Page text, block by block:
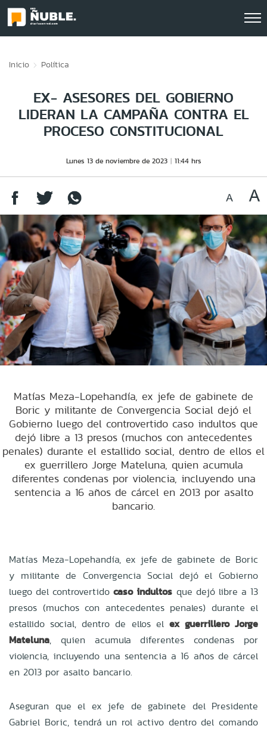
Inicio Política
EX- ASESORES DEL GOBIERNO
LIDERAN LA CAMPAÑA CONTRA EL
PROCESO CONSTITUCIONAL
Lunes 13 de noviembre de 2023 11:44 hrs
Matías Meza-Lopehandía, ex jefe de gabinete de
Boric y militante de Convergencia Social dejó el
Gobierno luego del controvertido caso indultos que
dejó libre a 13 presos (muchos con antecedentes
penales) durante el estallido social, dentro de ellos el
ex guerrillero Jorge Mateluna, quien acumula
diferentes condenas por violencia, incluyendo una
sentencia a 16 años de cárcel en 2013 por asalto
bancario.
Matías Meza-Lopehandía, ex jefe de gabinete de Boric
y militante de Convergencia Social dejó el Gobierno
luego del controvertidocaso indultos que dejó libre a 13
presos (muchos con antecedentes penales) durante el
estallido social, dentro de ellos el ex guerrillero Jorge
Mateluna, quien acumula diferentes condenas por
violencia, incluyendo una sentencia a 16 años de cárcel
en 2013 por asalto bancario.
Aseguran que el ex jefe de gabinete del Presidente
Gabriel Boric, tendrá un rol activo dentro del comando